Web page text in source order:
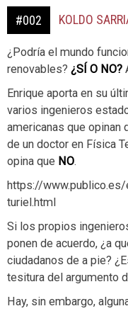
#002 KOLDO
¿Podría el mundo
renovables? ¿SÍ O NO?
Enrique aporta en su
varios ingenieros
americanas que opinan
de un doctor en Física
opina que NO.
https://
turiel.html
Si los propios
ponen de acuerdo, ¿a
ciudadanos de a pie?
tesitura del argumento
Hay, sin embargo,